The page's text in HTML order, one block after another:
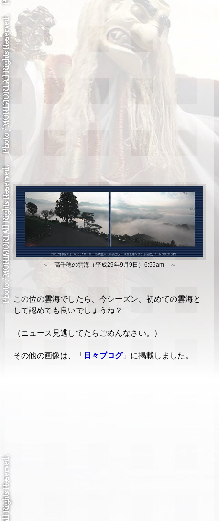
～ 高千穂の雲海（平成29年9月9日）6:55am ～
この位の雲海でしたら、今シーズン、初めての雲海と
して認めても良いでしょうね？
（ニュース見逃してたらごめんなさい。）
その他の画像は、「 日々ブログ」に掲載しました。